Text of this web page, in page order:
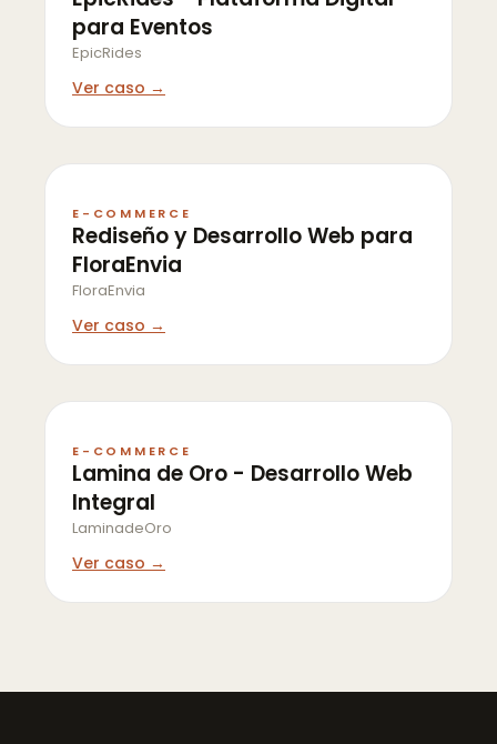
para Eventos
EpicRides
Ver caso →
E-COMMERCE
Rediseño y Desarrollo Web para
FloraEnvia
FloraEnvia
Ver caso →
E-COMMERCE
Lamina de Oro - Desarrollo Web
Integral
LaminadeOro
Ver caso →